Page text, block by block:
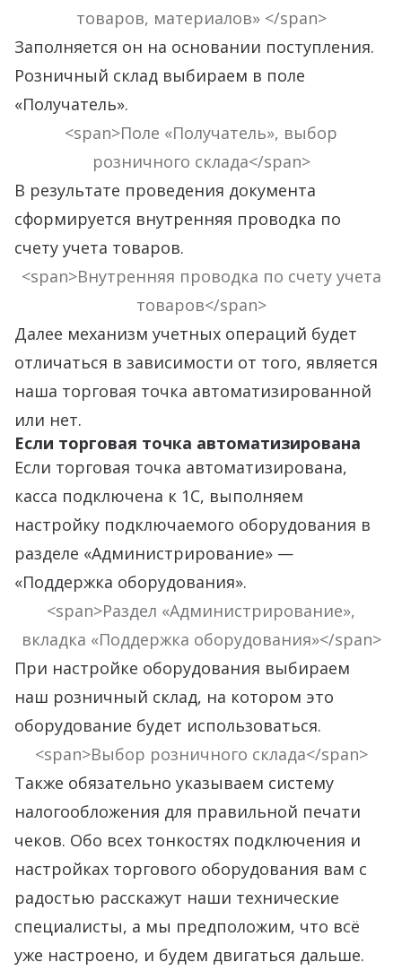
товаров, материалов» </span>
Заполняется он на основании поступления.
Розничный склад выбираем в поле
«Получатель».
<span>Поле «Получатель», выбор
розничного склада</span>
В результате проведения документа
сформируется внутренняя проводка по
счету учета товаров.
<span>Внутренняя проводка по счету учета
товаров</span>
Далее механизм учетных операций будет
отличаться в зависимости от того, является
наша торговая точка автоматизированной
или нет.
Если торговая точка автоматизирована
Если торговая точка автоматизирована,
касса подключена к 1С, выполняем
настройку подключаемого оборудования в
разделе «Администрирование» —
«Поддержка оборудования».
<span>Раздел «Администрирование»,
вкладка «Поддержка оборудования»</span>
При настройке оборудования выбираем
наш розничный склад, на котором это
оборудование будет использоваться.
<span>Выбор розничного склада</span>
Также обязательно указываем систему
налогообложения для правильной печати
чеков. Обо всех тонкостях подключения и
настройках торгового оборудования вам с
радостью расскажут наши технические
специалисты, а мы предположим, что всё
уже настроено, и будем двигаться дальше.